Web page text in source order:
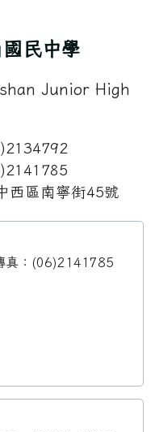
民中學
Junior High
西區南寧街45號
真：(06)2141785